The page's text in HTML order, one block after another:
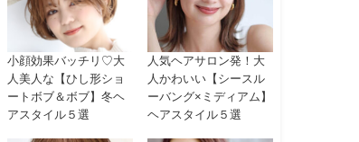
小顔効果バッチリ♡大
人美人な【ひし形ショ
ートボブ＆ボブ】冬ヘ
アスタイル５選
人気ヘアサロン発！大
人かわいい【シースル
ーバング×ミディアム】
ヘアスタイル５選